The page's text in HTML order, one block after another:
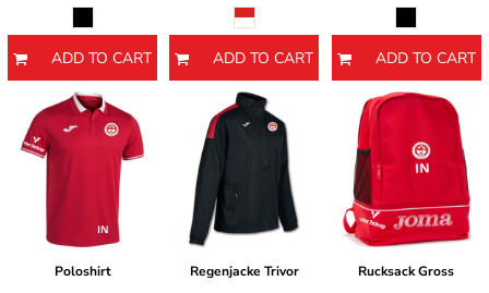
ADD TO CART ADD TO CART ADD TO CART
Poloshirt Regenjacke Trivor Rucksack Gross